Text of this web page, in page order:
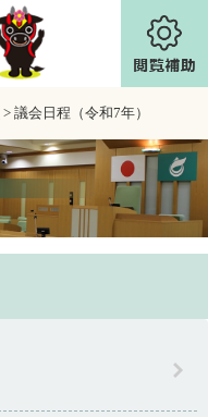
> 議会日程（令和7年）